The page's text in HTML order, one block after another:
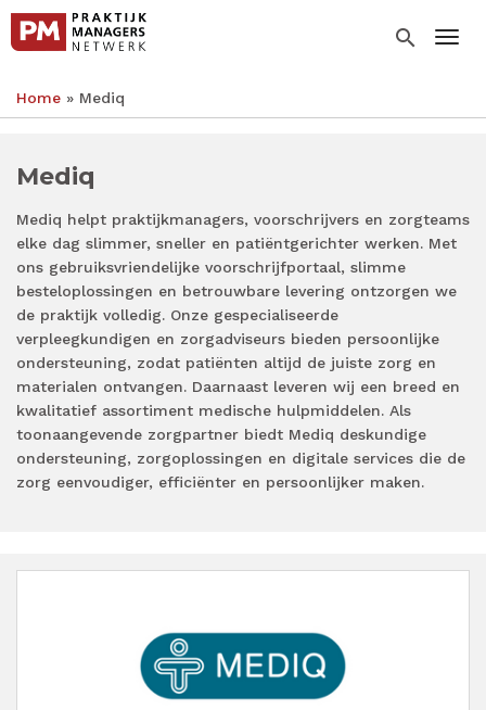
Overslaan
naar
inhoud
search
Home Mediq
Mediq
Mediq helpt praktijkmanagers, voorschrijvers en zorgteams
elke dag slimmer, sneller en patiëntgerichter werken. Met
ons gebruiksvriendelijke voorschrijfportaal, slimme
besteloplossingen en betrouwbare levering ontzorgen we
de praktijk volledig. Onze gespecialiseerde
verpleegkundigen en zorgadviseurs bieden persoonlijke
ondersteuning, zodat patiënten altijd de juiste zorg en
materialen ontvangen. Daarnaast leveren wij een breed en
kwalitatief assortiment medische hulpmiddelen. Als
toonaangevende zorgpartner biedt Mediq deskundige
ondersteuning, zorgoplossingen en digitale services die de
zorg eenvoudiger, efficiënter en persoonlijker maken.